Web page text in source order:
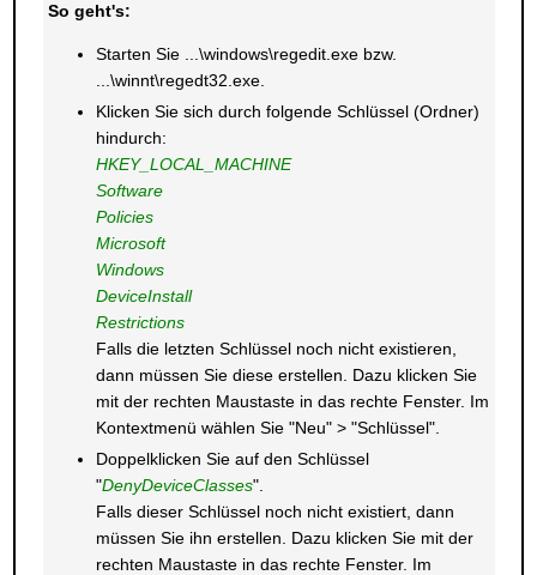
So geht's:
Starten Sie ...\windows\regedit.exe bzw.
...\winnt\regedt32.exe.
Klicken Sie sich durch folgende Schlüssel (Ordner)
hindurch:
HKEY_LOCAL_MACHINE
Software
Policies
Microsoft
Windows
DeviceInstall
Restrictions
Falls die letzten Schlüssel noch nicht existieren,
dann müssen Sie diese erstellen. Dazu klicken Sie
mit der rechten Maustaste in das rechte Fenster. Im
Kontextmenü wählen Sie "Neu" > "Schlüssel".
Doppelklicken Sie auf den Schlüssel
"DenyDeviceClasses".
Falls dieser Schlüssel noch nicht existiert, dann
müssen Sie ihn erstellen. Dazu klicken Sie mit der
rechten Maustaste in das rechte Fenster. Im